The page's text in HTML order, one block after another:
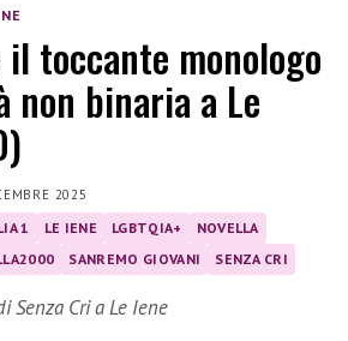
il toccante monologo
non binaria a Le
2025
1 LE IENE LGBTQIA+
NOVELLA
SANREMO GIOVANI SENZA CRI
Senza Cri a Le Iene